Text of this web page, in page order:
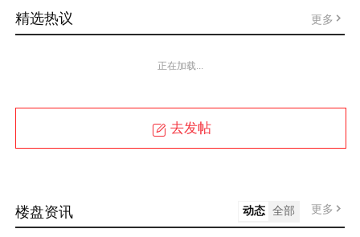
精选热议 更多
正在加载...
去发帖
楼盘资讯 动态 全部 更多